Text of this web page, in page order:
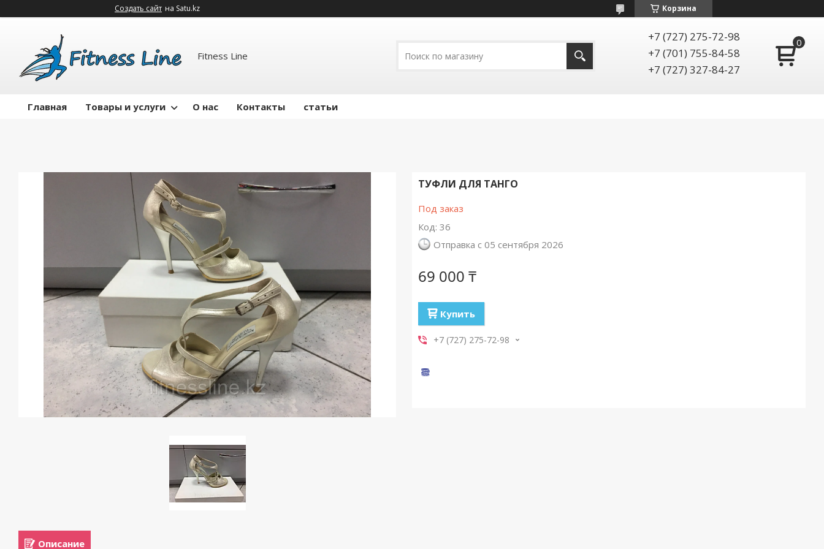
Создать сайт на Satu.kz Корзина
Fitness Line
+7 (727) 275-72-98
+7 (701) 755-84-58
+7 (727) 327-84-27
Главная Товары и услуги О нас Контакты статьи
ТУФЛИ ДЛЯ ТАНГО
Под заказ
Код: 36
Отправка с 05 сентября 2026
69 000 ₸
Купить
+7 (727) 275-72-98
Описание